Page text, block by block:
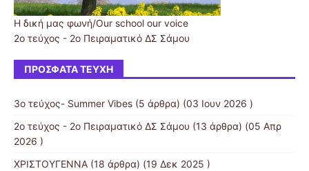
Η δική μας φωνή/Our school our voice
2ο τεύχος - 2ο Πειραματικό ΔΣ Σάμου
ΠΡΌΣΦΑΤΑ ΤΕΎΧΗ
3o τεύχος- Summer Vibes (5 άρθρα) (03 Ιουν 2026 )
2ο τεύχος - 2ο Πειραματικό ΔΣ Σάμου (13 άρθρα) (05 Απρ
2026 )
ΧΡΙΣΤΟΥΓΕΝΝΑ (18 άρθρα) (19 Δεκ 2025 )